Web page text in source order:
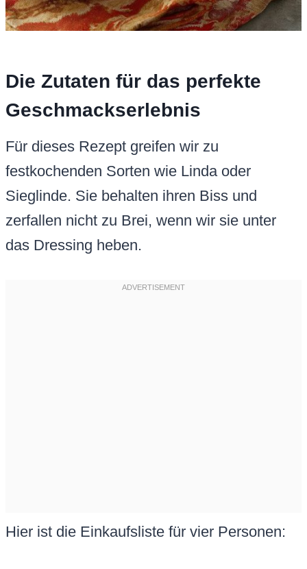
Die Zutaten für das perfekte
Geschmackserlebnis
Für dieses Rezept greifen wir zu
festkochenden Sorten wie Linda oder
Sieglinde. Sie behalten ihren Biss und
zerfallen nicht zu Brei, wenn wir sie unter
das Dressing heben.
Hier ist die Einkaufsliste für vier Personen: